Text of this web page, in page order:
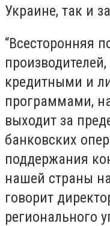
Украине, так и
“Всесторонняя
кредитными и
программами,
выходит за
банковских
поддержания
нашей страны
говорит
регионального